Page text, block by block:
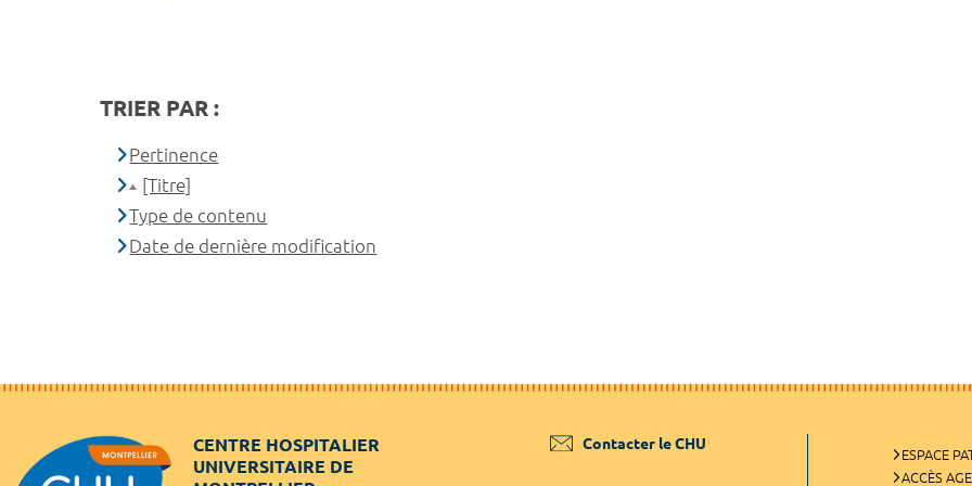
TRIER PAR :
Pertinence
[Titre]
Type de contenu
Date de dernière modification
CENTRE HOSPITALIER
UNIVERSITAIRE DE
Contacter le CHU
ESPACE
ACCÈS